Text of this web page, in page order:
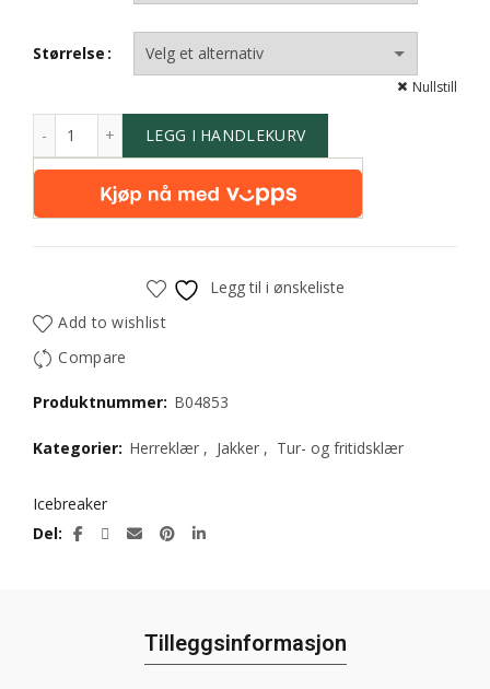
Størrelse
Nullstill
LEGG I HANDLEKURV
Legg til i ønskeliste
Add to wishlist
Compare
Produktnummer: B04853
Kategorier: Herreklær , Jakker , Tur- og fritidsklær
Icebreaker
Del
Tilleggsinformasjon